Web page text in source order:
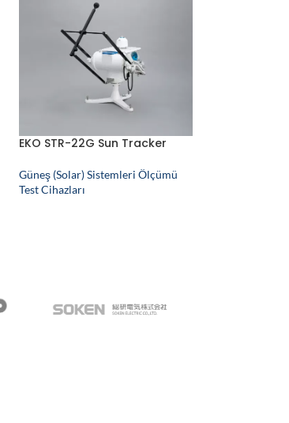
EKO STR-22G Sun Tracker
Güneş (Solar) Sistemleri Ölçümü
Test Cihazları